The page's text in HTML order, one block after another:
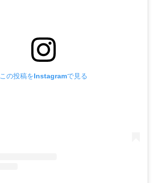
この投稿をInstagramで見る